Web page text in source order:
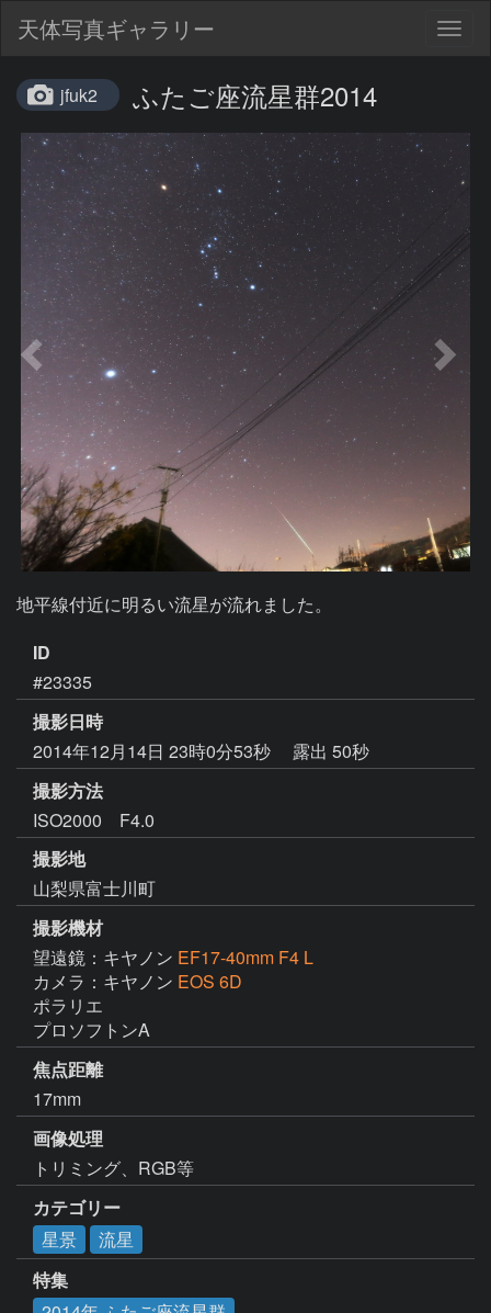
天体写真ギャラリー
jfuk2 ふたご座流星群2014
地平線付近に明るい流星が流れました。
ID
#23335
撮影日時
2014年12月14日 23時0分53秒
露出 50秒
撮影方法
ISO2000 F4.0
撮影地
山梨県富士川町
撮影機材
望遠鏡：キヤノン EF17-40mm F4 L
カメラ：キヤノン EOS 6D
ポラリエ
プロソフトンA
焦点距離
17mm
画像処理
トリミング、RGB等
カテゴリー
星景
流星
特集